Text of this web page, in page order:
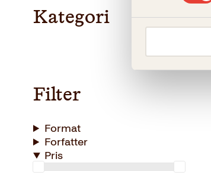
Kategori
Filter
Format
Forfatter
Pris